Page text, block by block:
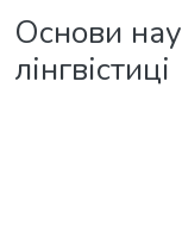
Основи
лінгвістиці